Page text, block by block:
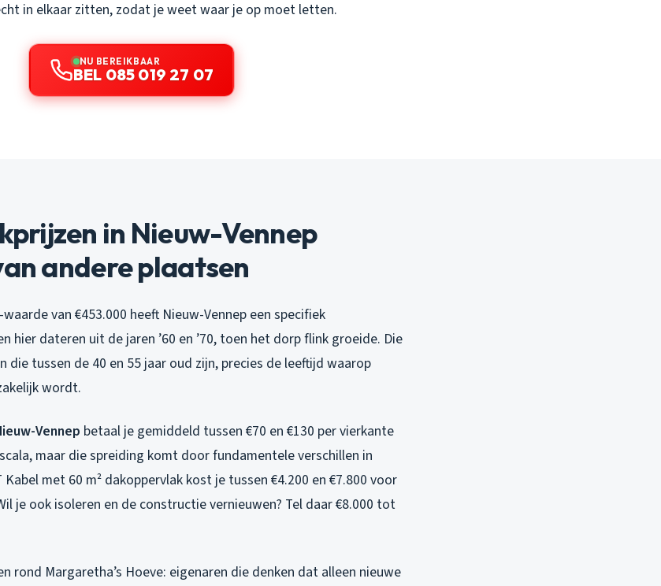
in elkaar zitten, zodat je weet waar je op moet letten.
NU BEREIKBAAR
BEL 085 019 27 07
in Nieuw-Vennep
andere plaatsen
van €453.000 heeft Nieuw-Vennep een specifiek
hier dateren uit de jaren ’60 en ’70, toen het dorp flink groeide. Die
die tussen de 40 en 55 jaar oud zijn, precies de leeftijd waarop
wordt.
Vennep betaal je gemiddeld tussen €70 en €130 per vierkante
maar die spreiding komt door fundamentele verschillen in
met 60 m² dakoppervlak kost je tussen €4.200 en €7.800 voor
je ook isoleren en de constructie vernieuwen? Tel daar €8.000 tot
rond Margaretha’s Hoeve: eigenaren die denken dat alleen nieuwe